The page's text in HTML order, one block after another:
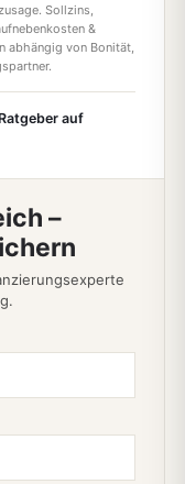
Sollzins,
&
abhängig von Bonität,
auf
–